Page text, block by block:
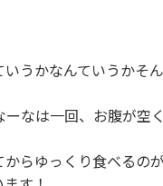
うかなんていうかそ
なは一回、お腹が空
らゆっくり食べるの